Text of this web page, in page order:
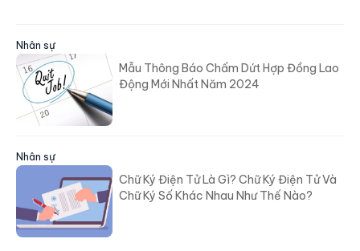
Nhân sự
Mẫu Thông Báo Chấm Dứt Hợp Đồng Lao
Động Mới Nhất Năm 2024
Nhân sự
Chữ Ký Điện Tử Là Gì? Chữ Ký Điện Tử Và
Chữ Ký Số Khác Nhau Như Thế Nào?